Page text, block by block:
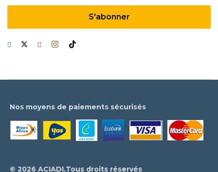
© 2026 ACIADI.Tous droits réservés
Nos moyens de paiements sécurisés